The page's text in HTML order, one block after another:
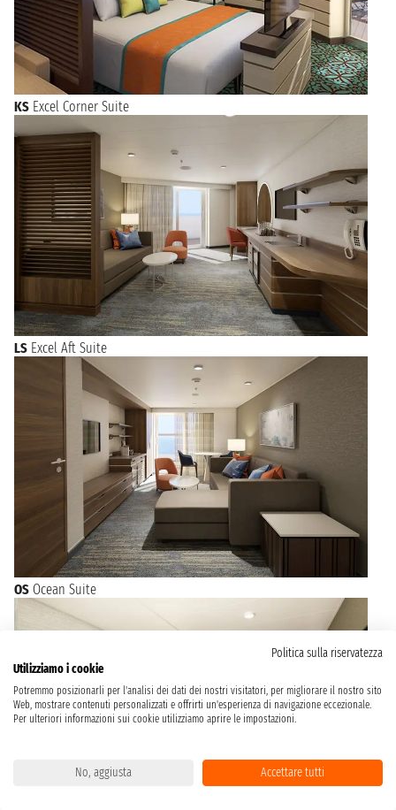
KS Excel Corner Suite
LS Excel Aft Suite
OS Ocean Suite
Politica sulla riservatezza
Utilizziamo i cookie
Potremmo posizionarli per l'analisi dei dati dei nostri visitatori, per migliorare il nostro sito
Web, mostrare contenuti personalizzati e offrirti un'esperienza di navigazione eccezionale.
Per ulteriori informazioni sui cookie utilizziamo aprire le impostazioni.
No, aggiusta Accettare tutti